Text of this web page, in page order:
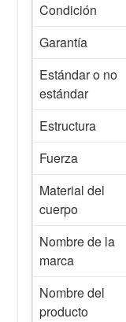
Condición
Garantía
Estándar o no
estándar
Estructura
Fuerza
Material del
cuerpo
Nombre de la
marca
Nombre del
producto